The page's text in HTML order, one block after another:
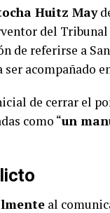
Huitz May
del
de referirse a
ser acompañado
de cerrar el
como “un
al